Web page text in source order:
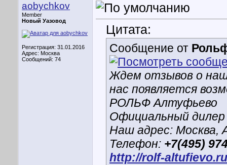
aobychkov
Member
Новый Уазовод
Регистрация: 31.01.2016
Адрес: Москва
Сообщений: 74
Цитата:
Сообщение от
Ждем отзывов о
нас появляется
РОЛЬФ Алтуфьево
Официальный
Наш адрес: Москва,
Телефон: +7(495)
http://rolf-